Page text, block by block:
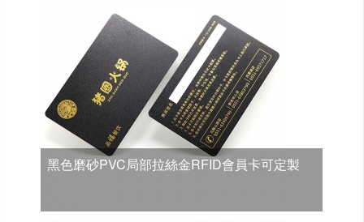
黑色磨砂PVC局部拉絲金RFID會員卡可定製